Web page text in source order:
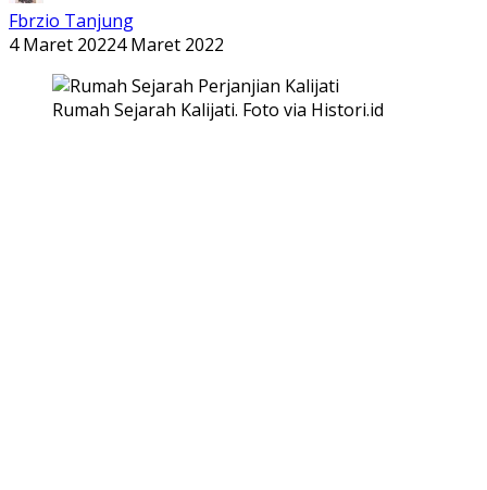
Fbrzio Tanjung
4 Maret 20224 Maret 2022
Rumah Sejarah Kalijati. Foto via Histori.id